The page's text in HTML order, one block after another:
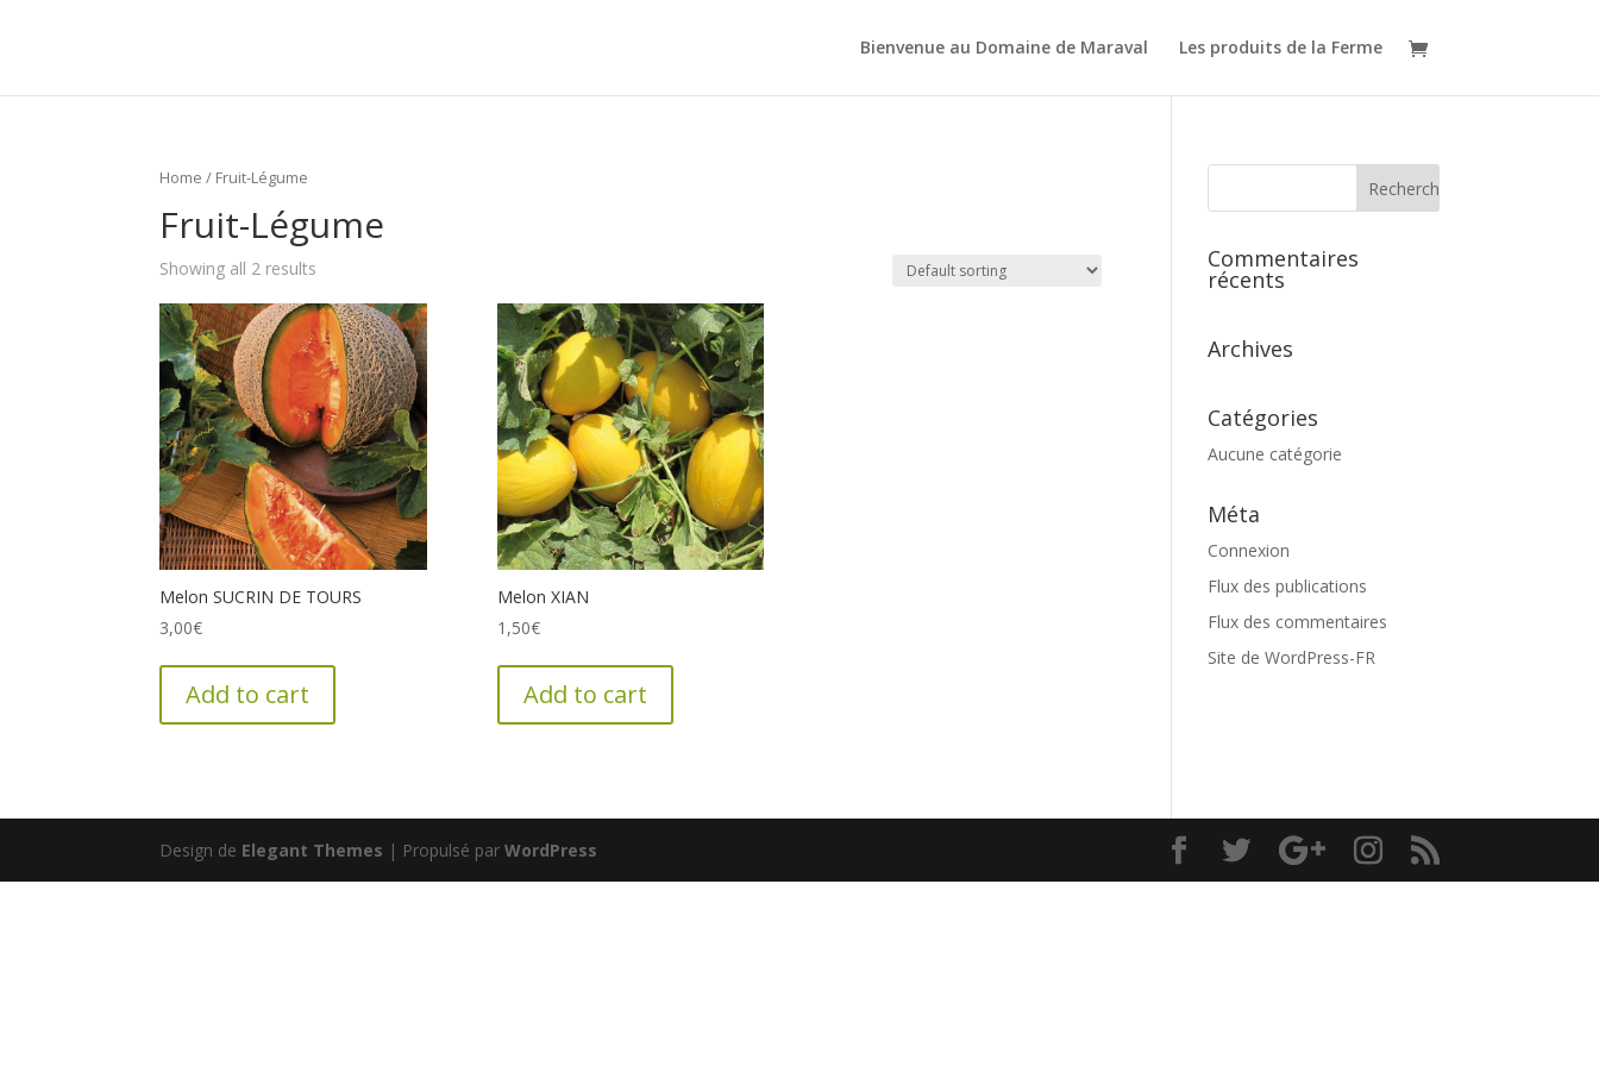
Bienvenue au Domaine de Maraval Les produits de la Ferme
Home / Fruit-Légume
Fruit-Légume
Showing all 2 results
Melon SUCRIN DE TOURS
3,00€
Add to cart
Melon XIAN
1,50€
Add to cart
Commentaires
récents
Archives
Catégories
Aucune catégorie
Méta
Connexion
Flux des publications
Flux des commentaires
Site de WordPress-FR
Design de Elegant Themes | Propulsé parWordPress